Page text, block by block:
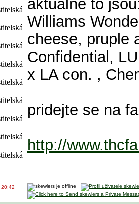
aktualne to
Williams
cheese, pruple
Confidential,
x LA con. ,
pridejte se na
http://
20:42